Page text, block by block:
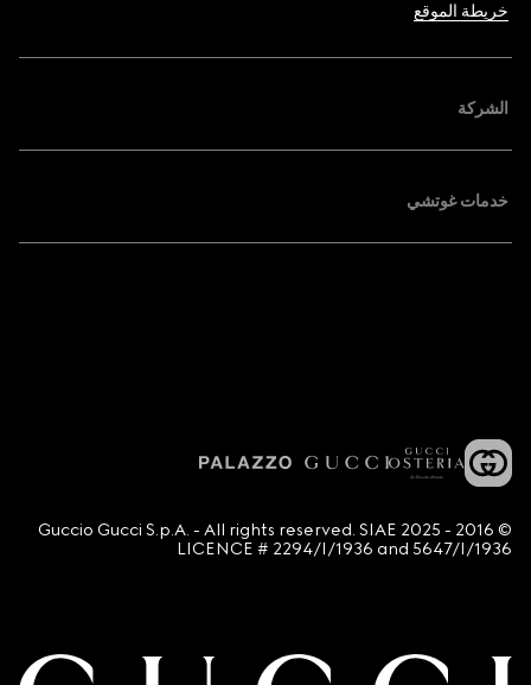
خريطة الموقع
الشركة
خدمات غوتشي
© 2016 - 2025 Guccio Gucci S.p.A. - All rights reserved. SIAE
LICENCE # 2294/I/1936 and 5647/I/1936